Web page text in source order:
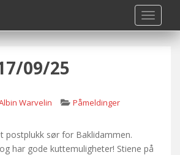
09/25
Warvelin Påmeldinger
postplukk sør for Baklidammen.
har gode kuttemuligheter! Stiene på